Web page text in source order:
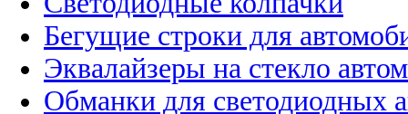
Бегущие строки для
Эквалайзеры на стекло
Обманки для светодиодных